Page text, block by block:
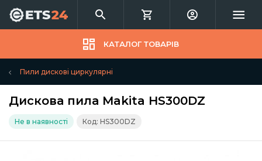
КАТАЛОГ ТОВАРІВ
Пили дискові циркулярні
Дискова пила Makita HS300DZ
Не в наявності Код: HS300DZ